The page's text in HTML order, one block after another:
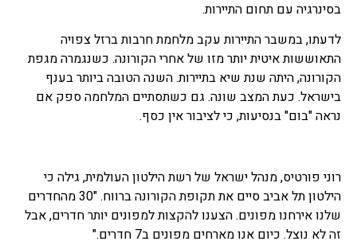
בסינרגיה עם תחום התיירות.
לדעתו, במשבר התיירות עקב מלחמת חרבות ברזל צפויה
התאוששות איטית יותר מזו של אחרי הקורונה. כשנגמרה מגפת
הקורונה, היתה שנת שיא בתיירות. השנה הטובה ביותר בענף
בישראל. כעת המצב שונה. גם כשתסתיים המלחמה ספק אם
נראה "בום" בנסיעות, כי לציבור אין כסף.
רוני פורטיס, מנהל ישראל של רשת הילטון העולמית, גילה כי
הילטון תל אביב סיים את תקופת הקורונה ברווח. "30 מהחדרים
שלנו אירחנו מפונים. הצענו להקצות למפונים יותר חדרים, אבל
זה לא נוצל. כיום אנו מארחים מפונים ב7 חדרים."